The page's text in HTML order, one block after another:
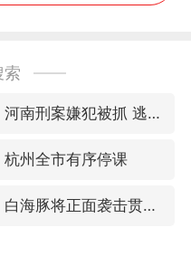
索
河南刑案嫌犯被抓 逃窜时伤害多人
杭州全市有序停课
白海豚将正面袭击贯穿浙江